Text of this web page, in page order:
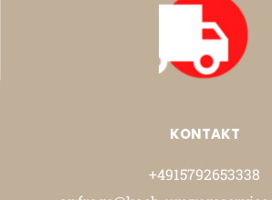
KONTAKT
+4915792653338